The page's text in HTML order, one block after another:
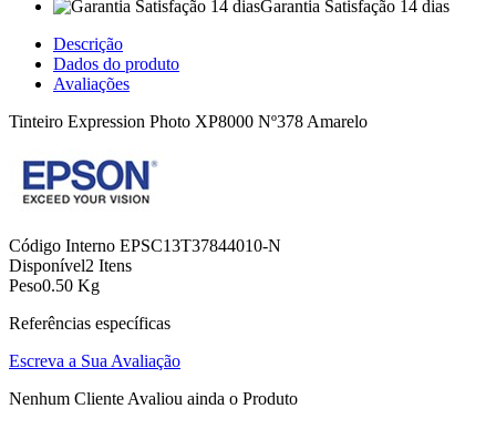
Garantia Satisfação 14 dias
Descrição
Dados do produto
Avaliações
Tinteiro Expression Photo XP8000 Nº378 Amarelo
Código Interno EPSC13T37844010-N
Disponível2 Itens
Peso0.50 Kg
Referências específicas
Escreva a Sua Avaliação
Nenhum Cliente Avaliou ainda o Produto